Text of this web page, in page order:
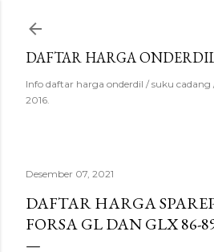
DAFTAR HARGA
Info daftar harga onderdil / suku
2016.
Desember 07, 2021
DAFTAR HARGA
FORSA GL DAN GLX 86-